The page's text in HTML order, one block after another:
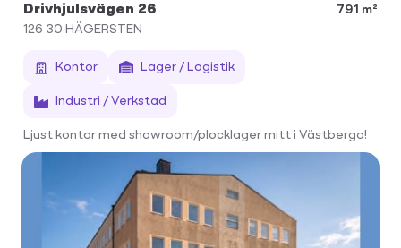
Drivhjulsvägen 26
791 m²
126 30 HÄGERSTEN
Kontor Lager / Logistik
Industri / Verkstad
Ljust kontor med showroom/plocklager mitt i Västberga!